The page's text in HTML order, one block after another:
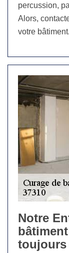
percussion,
Alors,
votre bâtiment.
Notre
toujours